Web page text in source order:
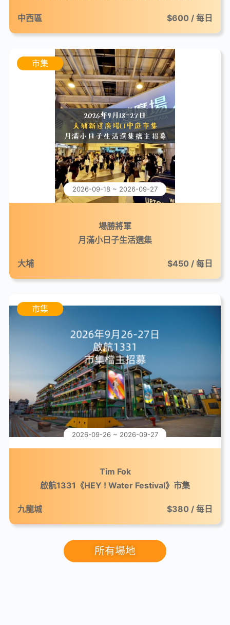
中西區 $600 / 每日
市集
2026-09-18 ~ 2026-09-27
場勝將軍
月滿小日子生活選集
大埔 $450 / 每日
市集
2026-09-26 ~ 2026-09-27
Tim Fok
啟航1331《HEY ! Water Festival》市集
九龍城 $380 / 每日
所有場地